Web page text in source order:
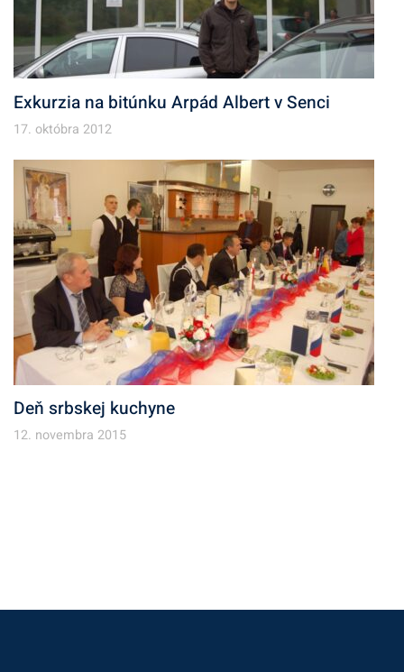
Exkurzia na bitúnku Arpád Albert v Senci
17. októbra 2012
Deň srbskej kuchyne
12. novembra 2015